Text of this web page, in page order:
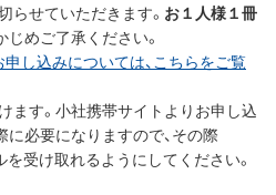
らせていただきます。 お１人様１冊
めご了承ください。
し込みについては、こちらをご覧
ます。小社携帯サイトよりお申し込
必要になりますので、その際
を受け取れるようにしてください。